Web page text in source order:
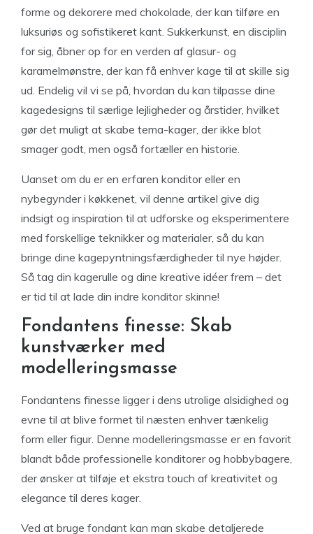
forme og dekorere med chokolade, der kan tilføre en
luksuriøs og sofistikeret kant. Sukkerkunst, en disciplin
for sig, åbner op for en verden af glasur- og
karamelmønstre, der kan få enhver kage til at skille sig
ud. Endelig vil vi se på, hvordan du kan tilpasse dine
kagedesigns til særlige lejligheder og årstider, hvilket
gør det muligt at skabe tema-kager, der ikke blot
smager godt, men også fortæller en historie.
Uanset om du er en erfaren konditor eller en
nybegynder i køkkenet, vil denne artikel give dig
indsigt og inspiration til at udforske og eksperimentere
med forskellige teknikker og materialer, så du kan
bringe dine kagepyntningsfærdigheder til nye højder.
Så tag din kagerulle og dine kreative idéer frem – det
er tid til at lade din indre konditor skinne!
Fondantens finesse: Skab
kunstværker med
modelleringsmasse
Fondantens finesse ligger i dens utrolige alsidighed og
evne til at blive formet til næsten enhver tænkelig
form eller figur. Denne modelleringsmasse er en favorit
blandt både professionelle konditorer og hobbybagere,
der ønsker at tilføje et ekstra touch af kreativitet og
elegance til deres kager.
Ved at bruge fondant kan man skabe detaljerede